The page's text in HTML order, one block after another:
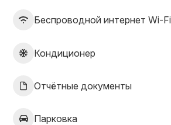
Беспроводной интернет Wi-Fi
Кондиционер
Отчётные документы
Парковка